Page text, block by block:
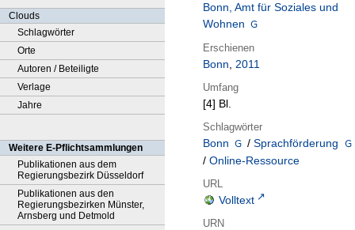
Clouds
Schlagwörter
Orte
Autoren / Beteiligte
Verlage
Jahre
Weitere E-Pflichtsammlungen
Publikationen aus dem
Regierungsbezirk Düsseldorf
Publikationen aus den
Regierungsbezirken Münster,
Arnsberg und Detmold
Bonn, Amt für Soziales und
Wohnen
Erschienen
Bonn, 2011
Umfang
[4] Bl.
Schlagwörter
Bonn / Sprachförderung
/ Online-Ressource
URL
Volltext
URN